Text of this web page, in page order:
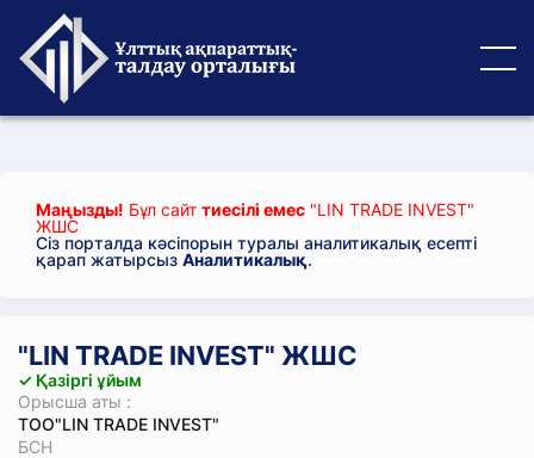
Маңызды! Бұл сайт тиесілі емес "LIN TRADE INVEST"
ЖШС
Сіз порталда кәсіпорын туралы аналитикалық есепті
қарап жатырсыз Аналитикалық.
"LIN TRADE INVEST" ЖШС
✓ Қазіргі ұйым
Орысша аты :
ТОО"LIN TRADE INVEST"
БСН